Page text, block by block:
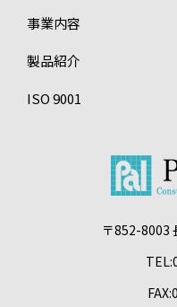
〒852-8003
事業内容
製品紹介
ISO 9001